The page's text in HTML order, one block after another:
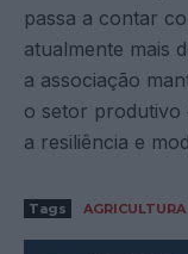
passa a contar
atualmente mais
a associação
o setor produtivo
a resiliência e
Tags AGRICULTURA